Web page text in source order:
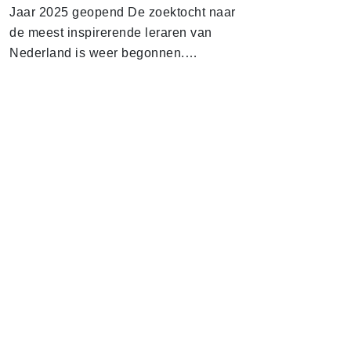
Jaar 2025 geopend De zoektocht naar
de meest inspirerende leraren van
Nederland is weer begonnen.…